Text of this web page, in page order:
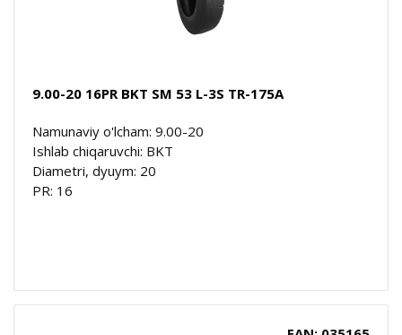
9.00-20 16PR BKT SM 53 L-3S TR-175A
Namunaviy o'lcham: 9.00-20
Ishlab chiqaruvchi: BKT
Diametri, dyuym: 20
PR: 16